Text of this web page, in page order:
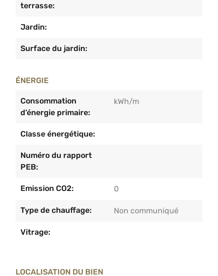
terrasse:
Jardin:
Surface du jardin:
ÉNERGIE
Consommation
d’énergie primaire:
kWh/m
Classe énergétique:
Numéro du rapport
PEB:
Emission CO2: 0
Type de chauffage: Non communiqué
Vitrage:
LOCALISATION DU BIEN